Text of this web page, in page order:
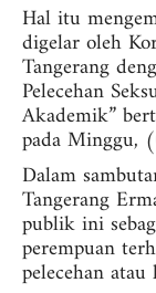
Hal itu
digelar oleh
Tangerang
Pelecehan
Akademik”
pada Minggu,
Dalam
Tangerang
publik ini
perempuan
pelecehan atau